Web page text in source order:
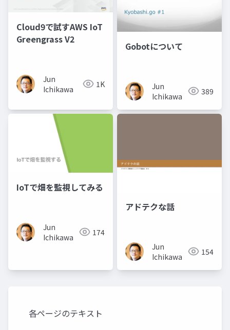
Cloud9で試すAWS IoT
Greengrass V2
Jun
Ichikawa
1K
Gobotについて
Jun
Ichikawa
389
IoTで畑を監視してみる
Jun
Ichikawa
174
アドテクな話
Jun
Ichikawa
154
各ページのテキスト